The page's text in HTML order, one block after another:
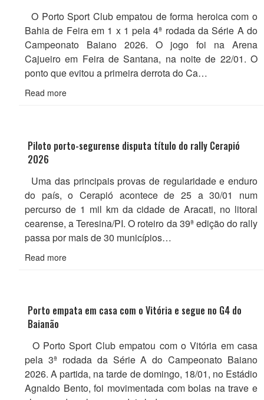
O Porto Sport Club empatou de forma heroica com o
Bahia de Feira em 1 x 1 pela 4ª rodada da Série A do
Campeonato Baiano 2026. O jogo foi na Arena
Cajueiro em Feira de Santana, na noite de 22/01. O
ponto que evitou a primeira derrota do Ca…
Read more
Piloto porto-segurense disputa título do rally Cerapió
2026
Uma das principais provas de regularidade e enduro
do país, o Cerapió acontece de 25 a 30/01 num
percurso de 1 mil km da cidade de Aracati, no litoral
cearense, a Teresina/PI. O roteiro da 39ª edição do rally
passa por mais de 30 municípios…
Read more
Porto empata em casa com o Vitória e segue no G4 do
Baianão
O Porto Sport Club empatou com o Vitória em casa
pela 3ª rodada da Série A do Campeonato Baiano
2026. A partida, na tarde de domingo, 18/01, no Estádio
Agnaldo Bento, foi movimentada com bolas na trave e